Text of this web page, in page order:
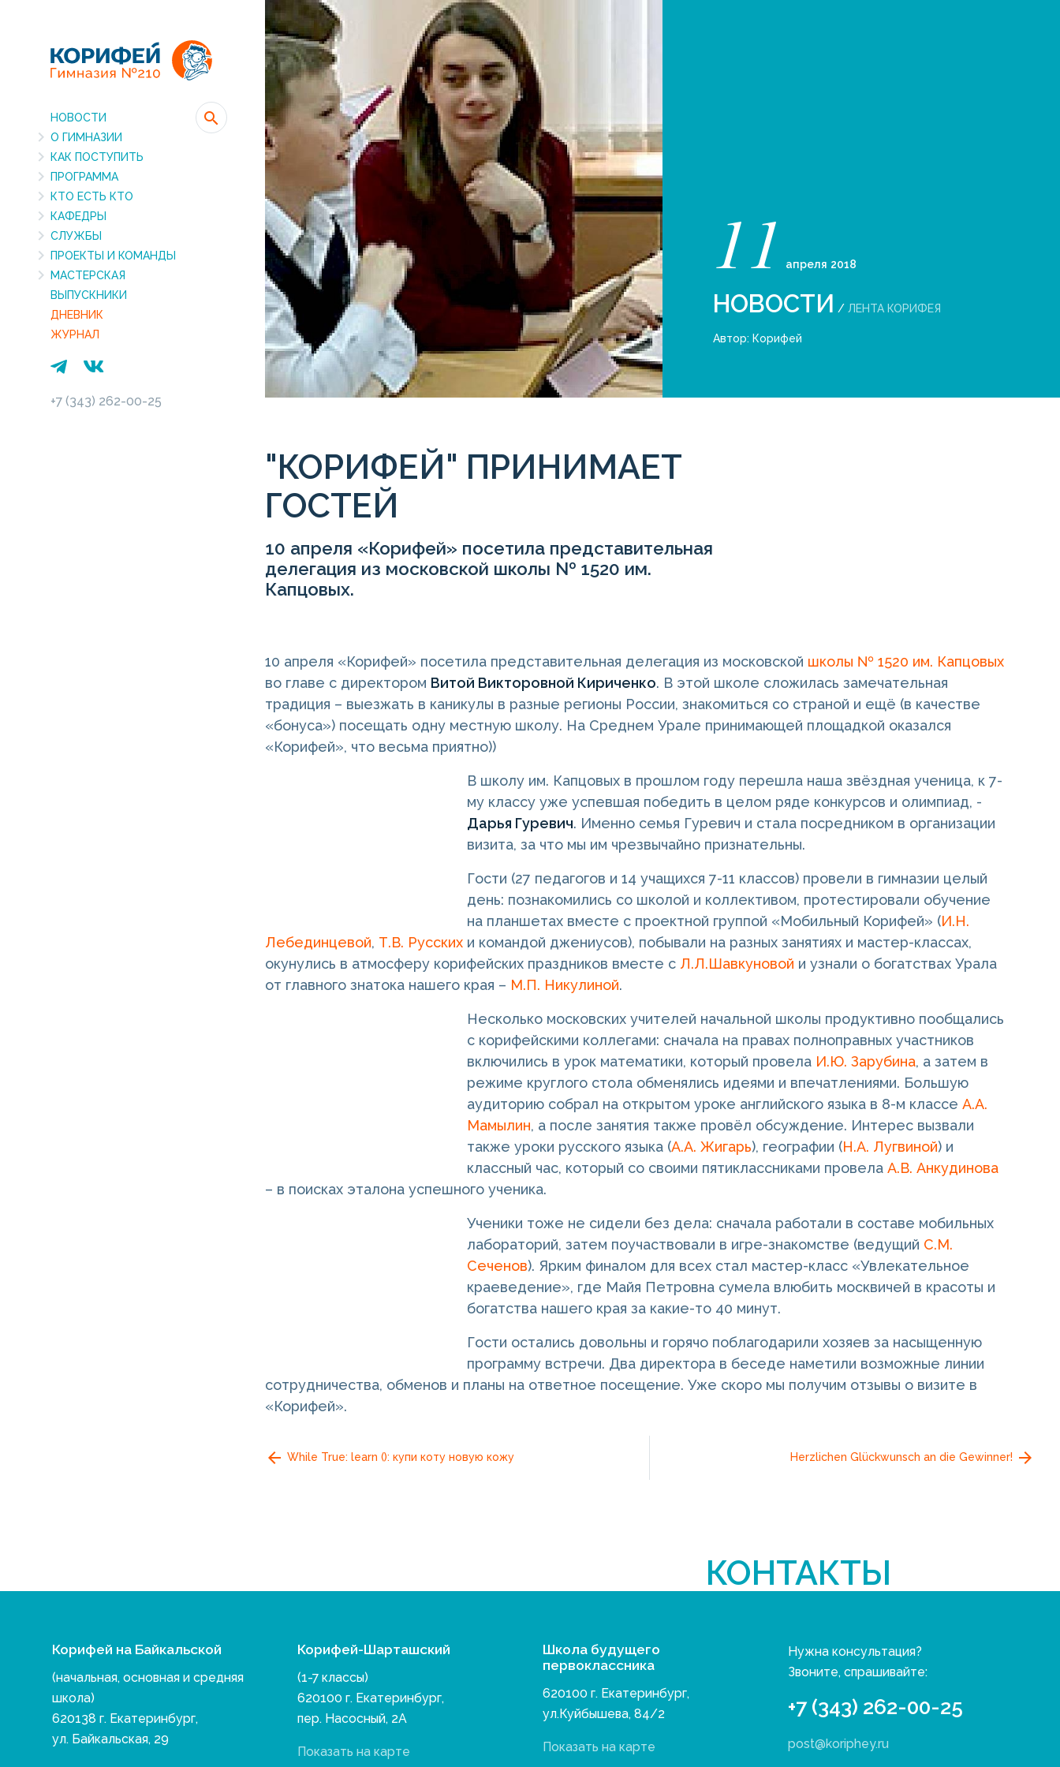
НОВОСТИ
О ГИМНАЗИИ
КАК ПОСТУПИТЬ
ПРОГРАММА
КТО ЕСТЬ КТО
КАФЕДРЫ
СЛУЖБЫ
ПРОЕКТЫ И КОМАНДЫ
МАСТЕРСКАЯ
ВЫПУСКНИКИ
ДНЕВНИК
ЖУРНАЛ
+7 (343) 262-00-25
11 апреля 2018
НОВОСТИ / ЛЕНТА КОРИФЕЯ
Автор: Корифей
"КОРИФЕЙ" ПРИНИМАЕТ
ГОСТЕЙ
10 апреля «Корифей» посетила представительная
делегация из московской школы № 1520 им.
Капцовых.
10 апреля «Корифей» посетила представительная делегация из московской школы № 1520 им. Капцовых
во главе с директором Витой Викторовной Кириченко. В этой школе сложилась замечательная
традиция – выезжать в каникулы в разные регионы России, знакомиться со страной и ещё (в качестве
«бонуса») посещать одну местную школу. На Среднем Урале принимающей площадкой оказался
«Корифей», что весьма приятно))
В школу им. Капцовых в прошлом году перешла наша звёздная ученица, к 7-
му классу уже успевшая победить в целом ряде конкурсов и олимпиад, -
Дарья Гуревич. Именно семья Гуревич и стала посредником в организации
визита, за что мы им чрезвычайно признательны.
Гости (27 педагогов и 14 учащихся 7-11 классов) провели в гимназии целый
день: познакомились со школой и коллективом, протестировали обучение
на планшетах вместе с проектной группой «Мобильный Корифей» (И.Н.
Лебединцевой, Т.В. Русских и командой джениусов), побывали на разных занятиях и мастер-классах,
окунулись в атмосферу корифейских праздников вместе с Л.Л.Шавкуновой и узнали о богатствах Урала
от главного знатока нашего края – М.П. Никулиной.
Несколько московских учителей начальной школы продуктивно пообщались
с корифейскими коллегами: сначала на правах полноправных участников
включились в урок математики, который провела И.Ю. Зарубина, а затем в
режиме круглого стола обменялись идеями и впечатлениями. Большую
аудиторию собрал на открытом уроке английского языка в 8-м классе А.А.
Мамылин, а после занятия также провёл обсуждение. Интерес вызвали
также уроки русского языка (А.А. Жигарь), географии (Н.А. Лугвиной) и
классный час, который со своими пятиклассниками провела А.В. Анкудинова
– в поисках эталона успешного ученика.
Ученики тоже не сидели без дела: сначала работали в составе мобильных
лабораторий, затем поучаствовали в игре-знакомстве (ведущий С.М.
Сеченов). Ярким финалом для всех стал мастер-класс «Увлекательное
краеведение», где Майя Петровна сумела влюбить москвичей в красоты и
богатства нашего края за какие-то 40 минут.
Гости остались довольны и горячо поблагодарили хозяев за насыщенную
программу встречи. Два директора в беседе наметили возможные линии
сотрудничества, обменов и планы на ответное посещение. Уже скоро мы получим отзывы о визите в
«Корифей».
While True: learn (): купи коту новую кожу Herzlichen Glückwunsch an die Gewinner!
КОНТАКТЫ
Корифей на Байкальской
(начальная, основная и средняя
школа)
620138 г. Екатеринбург,
ул. Байкальская, 29
Корифей-Шарташский
(1-7 классы)
620100 г. Екатеринбург,
пер. Насосный, 2А
Показать на карте
Школа будущего
первоклассника
620100 г. Екатеринбург,
ул.Куйбышева, 84/2
Показать на карте
Нужна консультация?
Звоните, спрашивайте:
+7 (343) 262-00-25
post@koriphey.ru